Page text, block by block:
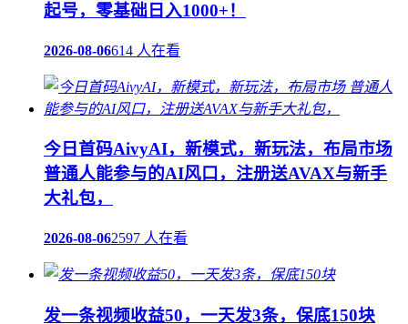
起号，零基础日入1000+！
2026-08-06614 人在看
今日首码AivyAI，新模式，新玩法，布局市场
普通人能参与的AI风口，注册送AVAX与新手
大礼包，
2026-08-062597 人在看
发一条视频收益50，一天发3条，保底150块